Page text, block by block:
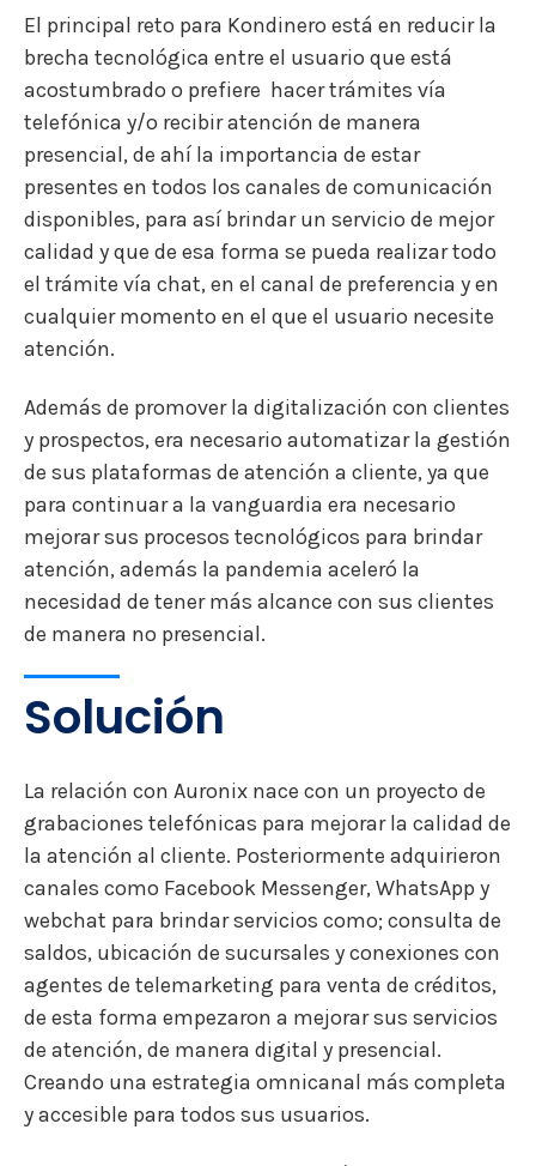
El principal reto para Kondinero está en reducir la
brecha tecnológica entre el usuario que está
acostumbrado o prefiere hacer trámites vía
telefónica y/o recibir atención de manera
presencial, de ahí la importancia de estar
presentes en todos los canales de comunicación
disponibles, para así brindar un servicio de mejor
calidad y que de esa forma se pueda realizar todo
el trámite vía chat, en el canal de preferencia y en
cualquier momento en el que el usuario necesite
atención.
Además de promover la digitalización con clientes
y prospectos, era necesario automatizar la gestión
de sus plataformas de atención a cliente, ya que
para continuar a la vanguardia era necesario
mejorar sus procesos tecnológicos para brindar
atención, además la pandemia aceleró la
necesidad de tener más alcance con sus clientes
de manera no presencial.
Solución
La relación con Auronix nace con un proyecto de
grabaciones telefónicas para mejorar la calidad de
la atención al cliente. Posteriormente adquirieron
canales como Facebook Messenger, WhatsApp y
webchat para brindar servicios como; consulta de
saldos, ubicación de sucursales y conexiones con
agentes de telemarketing para venta de créditos,
de esta forma empezaron a mejorar sus servicios
de atención, de manera digital y presencial.
Creando una estrategia omnicanal más completa
y accesible para todos sus usuarios.